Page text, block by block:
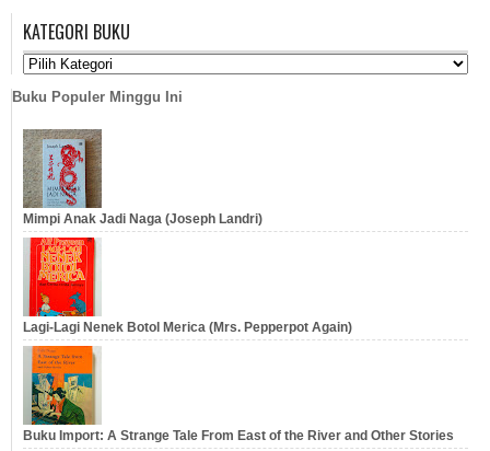
… …
KATEGORI BUKU
Buku Populer Minggu Ini
Mimpi Anak Jadi Naga (Joseph Landri)
Lagi-Lagi Nenek Botol Merica (Mrs. Pepperpot Again)
Buku Import: A Strange Tale From East of the River and Other Stories